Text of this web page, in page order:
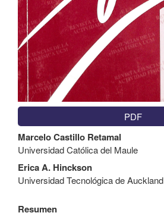
PDF
Contenido
principal
del
artículo
Marcelo Castillo Retamal
Universidad Católica del Maule
Erica A. Hinckson
Universidad Tecnológica de Auckland
Resumen